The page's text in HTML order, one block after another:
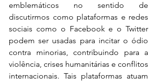
emblemáticos no sentido de
discutirmos como plataformas e redes
sociais como o Facebook e o Twitter
podem ser usadas para incitar o ódio
contra minorias, contribuindo para a
violência, crises humanitárias e conflitos
internacionais. Tais plataformas atuam